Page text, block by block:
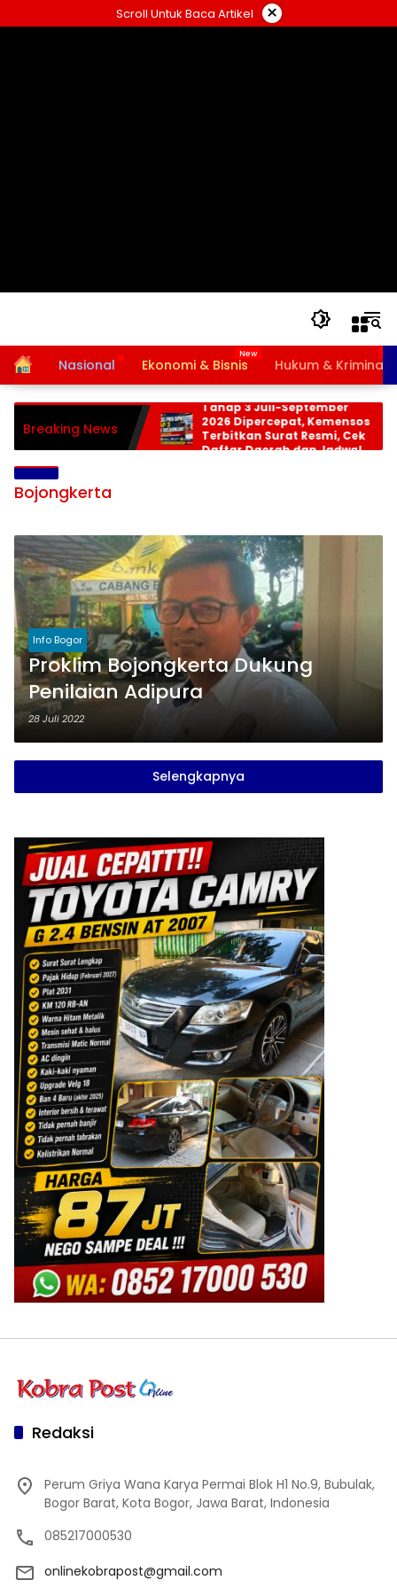
ke
Scroll Untuk Baca Artikel ×
HomeNasional Ekonomi & Bisnis Hukum & Kriminal
Breaking News
Bansos PKH dan BPNT
Tahap 3 Juli-September
2026 Dipercepat, Kemensos
Terbitkan Surat Resmi, Cek
Daftar Daerah dan Jadwal
Bojongkerta
Info Bogor
Proklim Bojongkerta Dukung
Penilaian Adipura
28 Juli 2022
Selengkapnya
Redaksi
Perum Griya Wana Karya Permai Blok H1 No.9, Bubulak,
Bogor Barat, Kota Bogor, Jawa Barat, Indonesia
085217000530
onlinekobrapost@gmail.com